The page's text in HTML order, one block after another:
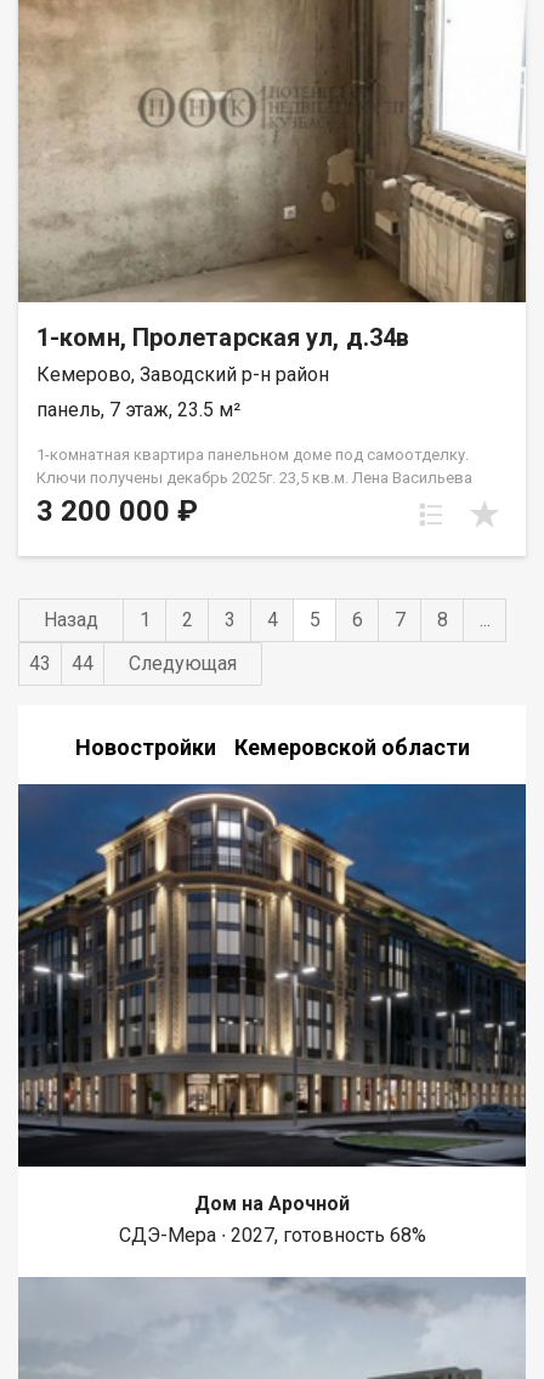
м²). • Состояние: Жилое. Можно заезжать и обустраиваться
под свой стиль. • Коммуникации: Свет и вода центральные,
отопление печное. К оммунальные платежи очень
демократичные ! Санузел и канализацию можно легко
обустроить так, как удобно именно вам. Локация всё под
рукой: В 4-х минутах ходьбы остановка пос. Шахты Северная .
Школы, детские сады, магазины и администрация в паре
шагов. Юридическая чистота: В собственности более 5 лет.
Чистая продажа, без сложностей. Приходите на просмотр!
Покажем в любое удобное время. Звоните!
1-комн, Пролетарская ул, д.34в
Кемерово, Заводский р-н район
панель, 7 этаж, 23.5 м²
1-комнатная квартира панельном доме под самоотделку.
Ключи получены декабрь 2025г. 23,5 кв.м. Лена Васильева
3 200 000 ₽
Назад 1 2 3 4 5 6 7 8
...
43
44 Следующая
Новостройки Кемеровской области
Дом на Арочной
СДЭ-Мера ∙ 2027, готовность 68%